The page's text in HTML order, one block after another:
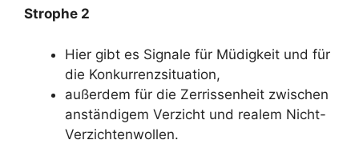
Strophe 2
Hier gibt es Signale für Müdigkeit und für
die Konkurrenzsituation,
außerdem für die Zerrissenheit zwischen
anständigem Verzicht und realem Nicht-
Verzichtenwollen.